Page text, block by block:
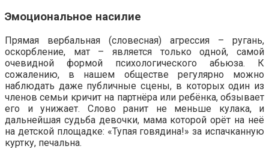
Эмоциональное насилие
Прямая вербальная (словесная) агрессия – ругань,
оскорбление, мат – является только одной, самой
очевидной формой психологического абьюза. К
сожалению, в нашем обществе регулярно можно
наблюдать даже публичные сцены, в которых один из
членов семьи кричит на партнёра или ребёнка, обзывает
его и унижает. Слово ранит не меньше кулака, и
дальнейшая судьба девочки, мама которой орёт на неё
на детской площадке: «Тупая говядина!» за испачканную
куртку, печальна.